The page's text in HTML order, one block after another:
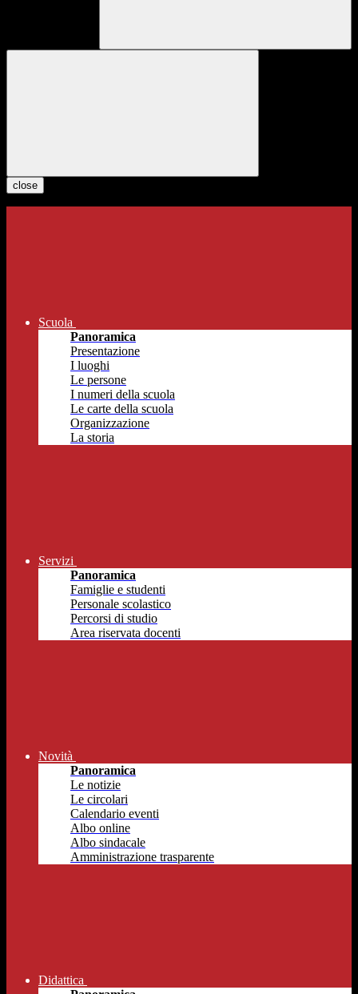
close
Scuola
Panoramica
Presentazione
I luoghi
Le persone
I numeri della scuola
Le carte della scuola
Organizzazione
La storia
Servizi
Panoramica
Famiglie e studenti
Personale scolastico
Percorsi di studio
Area riservata docenti
Novità
Panoramica
Le notizie
Le circolari
Calendario eventi
Albo online
Albo sindacale
Amministrazione trasparente
Didattica